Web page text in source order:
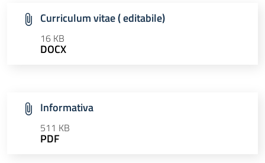
Curriculum vitae ( editabile)
16 KB
DOCX
Informativa
511 KB
PDF